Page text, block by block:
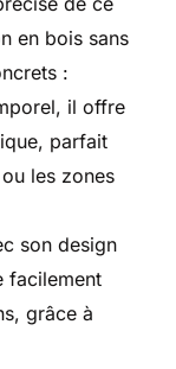
en bois sans
:
il offre
parfait
les zones
son design
facilement
grâce à